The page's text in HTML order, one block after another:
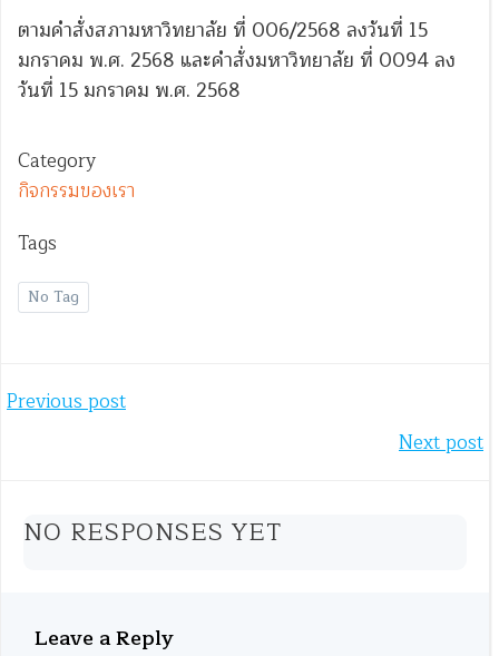
ตามคำสั่งสภามหาวิทยาลัย ที่ 006/2568 ลงวันที่ 15
มกราคม พ.ศ. 2568 และคำสั่งมหาวิทยาลัย ที่ 0094 ลง
วันที่ 15 มกราคม พ.ศ. 2568
Category
กิจกรรมของเรา
Tags
No Tag
Post
Previous post
navigation
Next post
NO RESPONSES YET
Leave a Reply